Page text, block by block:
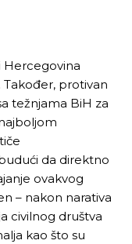
živi!
što ste
živi!
što ste
Hercegovina
protivan
težnjama BiH za
da direktno
ovakvog
– nakon narativa
civilnog društva
kao što su